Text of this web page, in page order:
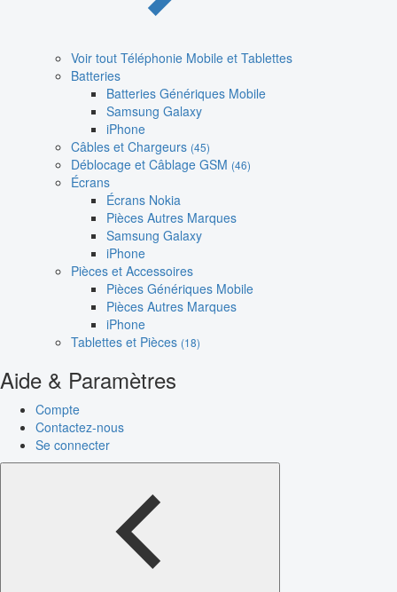
Voir tout Téléphonie Mobile et Tablettes
Batteries
Batteries Génériques Mobile
Samsung Galaxy
iPhone
Câbles et Chargeurs (45)
Déblocage et Câblage GSM (46)
Écrans
Écrans Nokia
Pièces Autres Marques
Samsung Galaxy
iPhone
Pièces et Accessoires
Pièces Génériques Mobile
Pièces Autres Marques
iPhone
Tablettes et Pièces (18)
Aide & Paramètres
Compte
Contactez-nous
Se connecter